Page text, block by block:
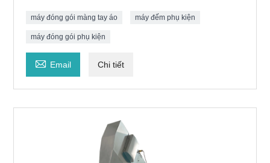
máy đóng gói màng tay áo máy đếm phụ kiện
máy đóng gói phụ kiện
 Email Chi tiết